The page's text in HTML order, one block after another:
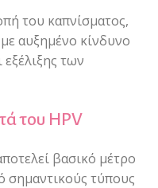
του καπνίσματος,
αυξημένο κίνδυνο
των
του HPV
βασικό μέτρο
σημαντικούς τύπους